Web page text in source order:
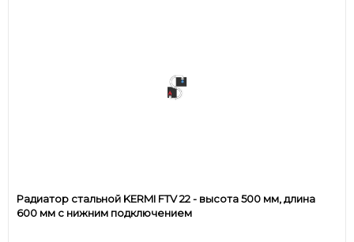
Радиатор стальной KERMI FTV 22 - высота 500 мм, длина
600 мм с нижним подключением